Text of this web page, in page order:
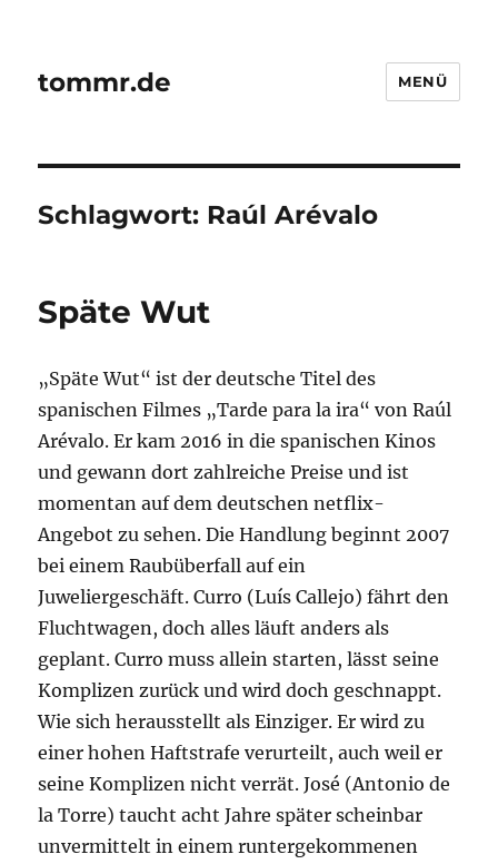
tommr.de MENÜ
Schlagwort: Raúl Arévalo
Späte Wut
„Späte Wut“ ist der deutsche Titel des
spanischen Filmes „Tarde para la ira“ von Raúl
Arévalo. Er kam 2016 in die spanischen Kinos
und gewann dort zahlreiche Preise und ist
momentan auf dem deutschen netflix-
Angebot zu sehen. Die Handlung beginnt 2007
bei einem Raubüberfall auf ein
Juweliergeschäft. Curro (Luís Callejo) fährt den
Fluchtwagen, doch alles läuft anders als
geplant. Curro muss allein starten, lässt seine
Komplizen zurück und wird doch geschnappt.
Wie sich herausstellt als Einziger. Er wird zu
einer hohen Haftstrafe verurteilt, auch weil er
seine Komplizen nicht verrät. José (Antonio de
la Torre) taucht acht Jahre später scheinbar
unvermittelt in einem runtergekommenen